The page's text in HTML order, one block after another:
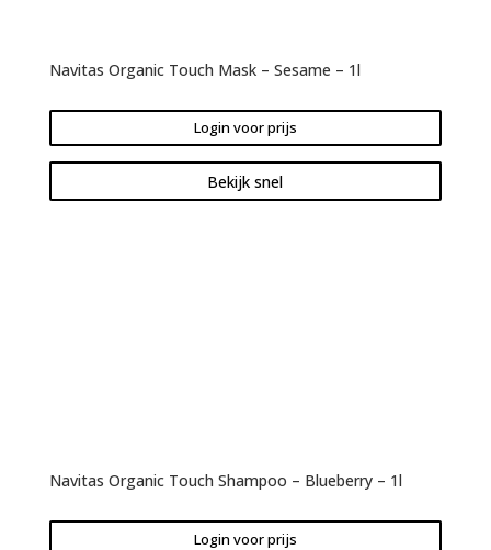
Navitas Organic Touch Mask – Sesame – 1l
Login voor prijs
Bekijk snel
Navitas Organic Touch Shampoo – Blueberry – 1l
Login voor prijs